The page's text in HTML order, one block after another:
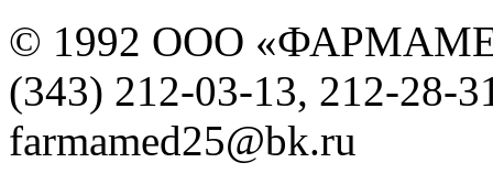
© 1992 ООО
(343) 212-03-13, 212-28-
farmamed25@bk.ru